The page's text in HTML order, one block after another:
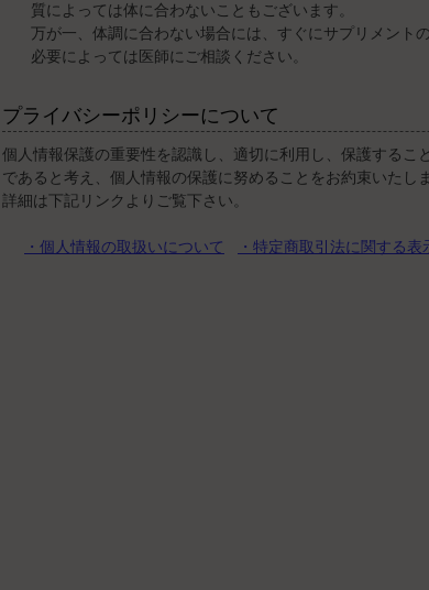
質によっては体に合わないこともございます。
万が一、体調に合わない場合には、すぐにサプリメント
必要によっては医師にご相談ください。
プライバシーポリシーについて
個人情報保護の重要性を認識し、適切に利用し、保護するこ
であると考え、個人情報の保護に努めることをお約束いたしま
詳細は下記リンクよりご覧下さい。
・個人情報の取扱いについて ・特定商取引法に関する表